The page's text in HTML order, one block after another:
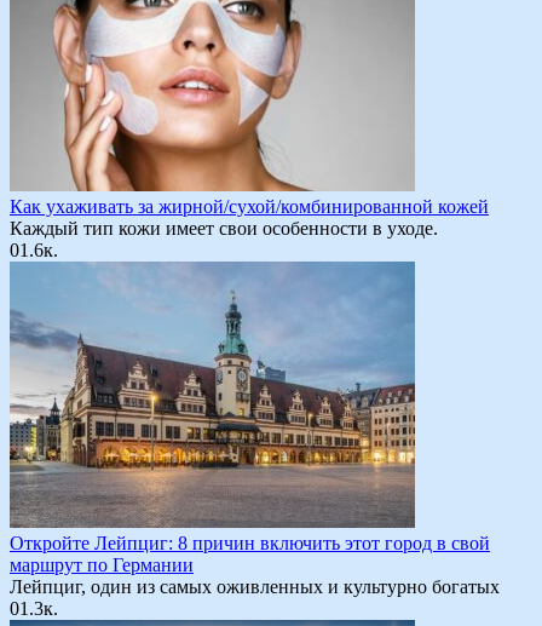
Как ухаживать за жирной/сухой/комбинированной кожей
Каждый тип кожи имеет свои особенности в уходе.
01.6к.
Откройте Лейпциг: 8 причин включить этот город в свой
маршрут по Германии
Лейпциг, один из самых оживленных и культурно богатых
01.3к.